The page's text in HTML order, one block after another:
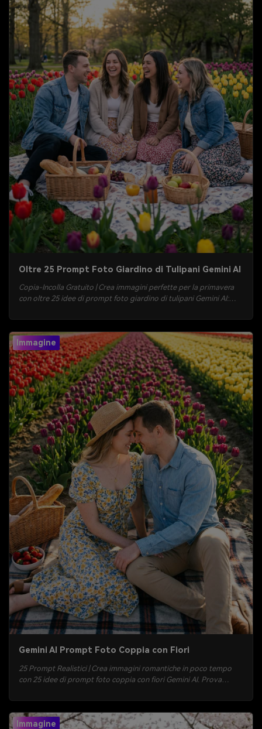
Oltre 25 Prompt Foto Giardino di Tulipani Gemini AI
Copia-Incolla Gratuito | Crea immagini perfette per la primavera
con oltre 25 idee di prompt foto giardino di tulipani Gemini AI:
romanticismo sotto la pioggia e look vintage effetto pellicola.
Copia, incolla, genera e scarica in pochi minuti.
Immagine
Gemini AI Prompt Foto Coppia con Fiori
25 Prompt Realistici | Crea immagini romantiche in poco tempo
con 25 idee di prompt foto coppia con fiori Gemini AI. Prova
rose da caffè e effetto pellicola vintage. Copia, incolla, carica una
foto e genera su Media.io.
Immagine